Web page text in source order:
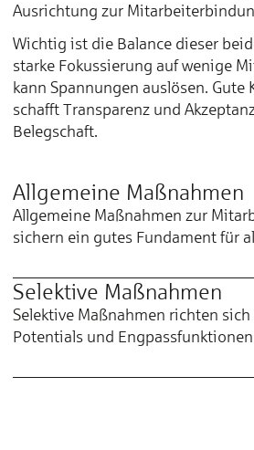
Ausrichtung zur
Wichtig ist die Balance dieser
starke Fokussierung auf wenige
kann Spannungen auslösen.
schafft Transparenz und
Belegschaft.
Allgemeine Maßnahmen
Allgemeine Maßnahmen zur
sichern ein gutes Fundament für
Selektive Maßnahmen
Selektive Maßnahmen richten
Potentials und